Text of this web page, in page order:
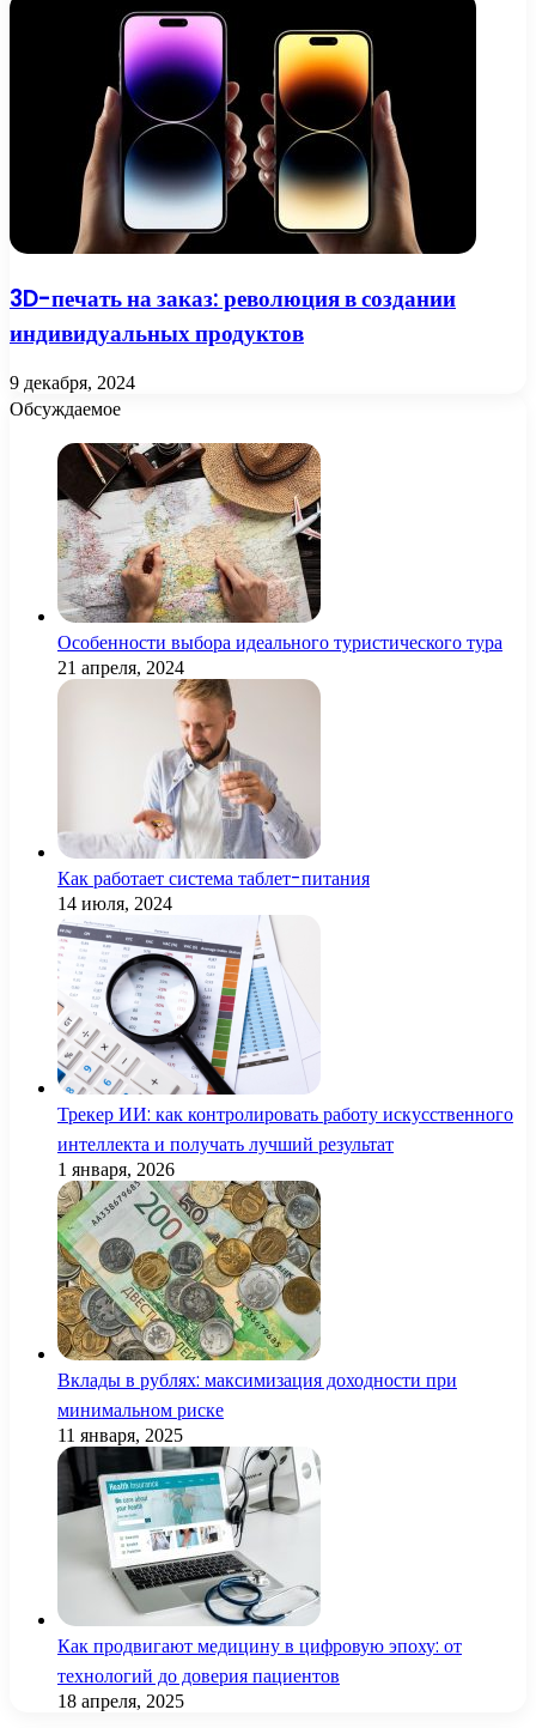
3D-печать на заказ: революция в создании
индивидуальных продуктов
9 декабря, 2024
Обсуждаемое
Особенности выбора идеального туристического тура
21 апреля, 2024
Как работает система таблет-питания
14 июля, 2024
Трекер ИИ: как контролировать работу искусственного
интеллекта и получать лучший результат
1 января, 2026
Вклады в рублях: максимизация доходности при
минимальном риске
11 января, 2025
Как продвигают медицину в цифровую эпоху: от
технологий до доверия пациентов
18 апреля, 2025